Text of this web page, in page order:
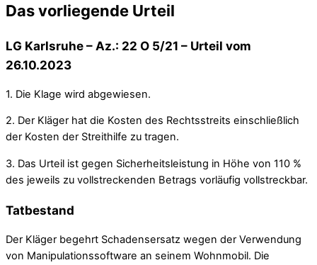
Das vorliegende Urteil
LG Karlsruhe – Az.: 22 O 5/21 – Urteil vom
26.10.2023
1. Die Klage wird abgewiesen.
2. Der Kläger hat die Kosten des Rechtsstreits einschließlich
der Kosten der Streithilfe zu tragen.
3. Das Urteil ist gegen Sicherheitsleistung in Höhe von 110 %
des jeweils zu vollstreckenden Betrags vorläufig vollstreckbar.
Tatbestand
Der Kläger begehrt Schadensersatz wegen der Verwendung
von Manipulationssoftware an seinem Wohnmobil. Die